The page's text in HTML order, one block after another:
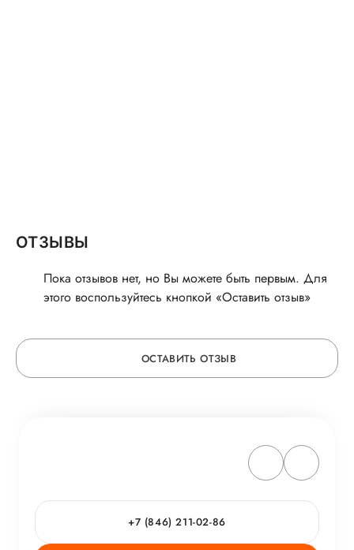
ОТЗЫВЫ
Пока отзывов нет, но Вы можете быть первым. Для
этого воспользуйтесь кнопкой «Оставить отзыв»
ОСТАВИТЬ ОТЗЫВ
ГОРЯЧАЯ ЛИНИЯ КАЧЕСТВА
+7 (846) 211-02-86